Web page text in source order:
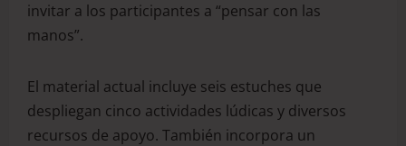
invitar a los participantes a “pensar con las
manos”.
El material actual incluye seis estuches que
despliegan cinco actividades lúdicas y diversos
recursos de apoyo. También incorpora un